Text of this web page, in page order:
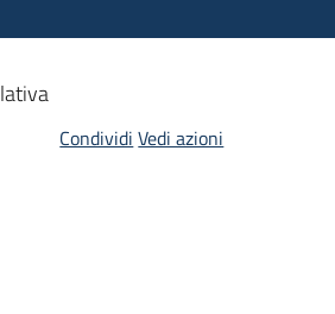
Condividi Vedi azioni